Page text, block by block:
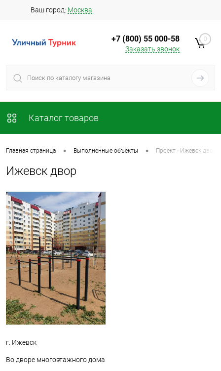
Ваш город: Москва
+7 (800) 55 000-58
Заказать звонок
0
Каталог товаров
Главная страница • Выполненные объекты • Проект - Ижевск двор
Ижевск двор
г. Ижевск
Во дворе многоэтажного дома